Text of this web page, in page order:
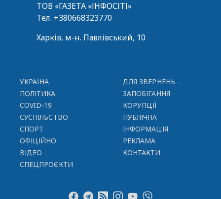
ТОВ «ГАЗЕТА «ІНФОСІТІ»
Тел. +380668323770
Харків, м-н. Павлівський, 10
УКРАЇНА
ПОЛІТИКА
COVID-19
СУСПІЛЬСТВО
СПОРТ
ОФІЦІЙНО
ВІДЕО
СПЕЦПРОЄКТИ
ДЛЯ ЗВЕРНЕНЬ –
ЗАПОБІГАННЯ
КОРУПЦІЇ
ПУБЛІЧНА
ІНФОРМАЦІЯ
РЕКЛАМА
КОНТАКТИ